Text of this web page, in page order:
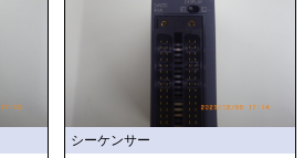
シーケンサー